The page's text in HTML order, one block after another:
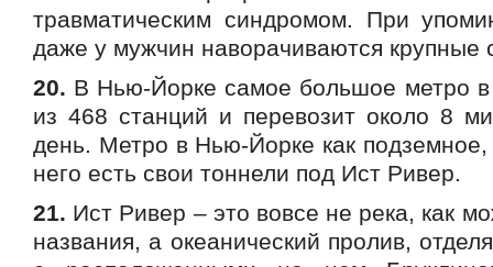
травматическим синдромом. При
даже у мужчин наворачиваются крупные
20. В Нью-Йорке самое большое метро
из 468 станций и перевозит около 8
день. Метро в Нью-Йорке как
него есть свои тоннели под Ист Ривер.
21. Ист Ривер – это вовсе не река, как
названия, а океанический пролив,